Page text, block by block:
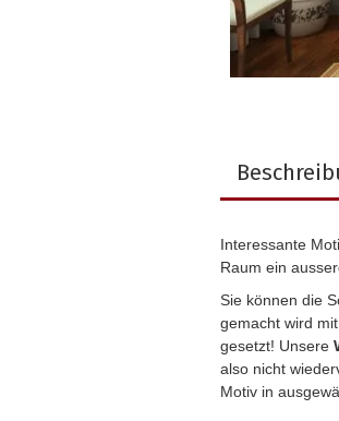
Interessante
Raum ein
Sie können die
gemacht wird
gesetzt! Unsere
also nicht
Motiv in